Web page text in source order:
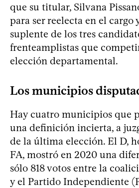
que su titular, Silvana
para ser reelecta en el cargo
suplente de los tres
frenteamplistas que
elección departamental.
Los municipios
Hay cuatro municipios que
una definición incierta, a
de la última elección. El D,
FA, mostró en 2020 una
sólo 818 votos entre la
y el Partido Independiente